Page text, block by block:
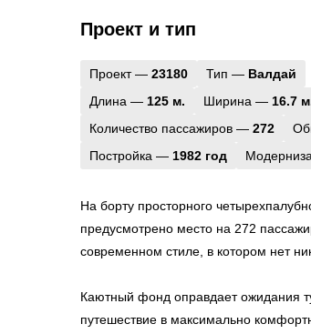
Проект и тип
Проект — 23180 Тип — Валдай
Длина — 125 м. Ширина — 16.7
Количество пассажиров — 272
Постройка — 1982 год
На борту просторного
предусмотрено место на 272
современном стиле, в котором нет
Каютный фонд оправдает ожидания
путешествие в максимально